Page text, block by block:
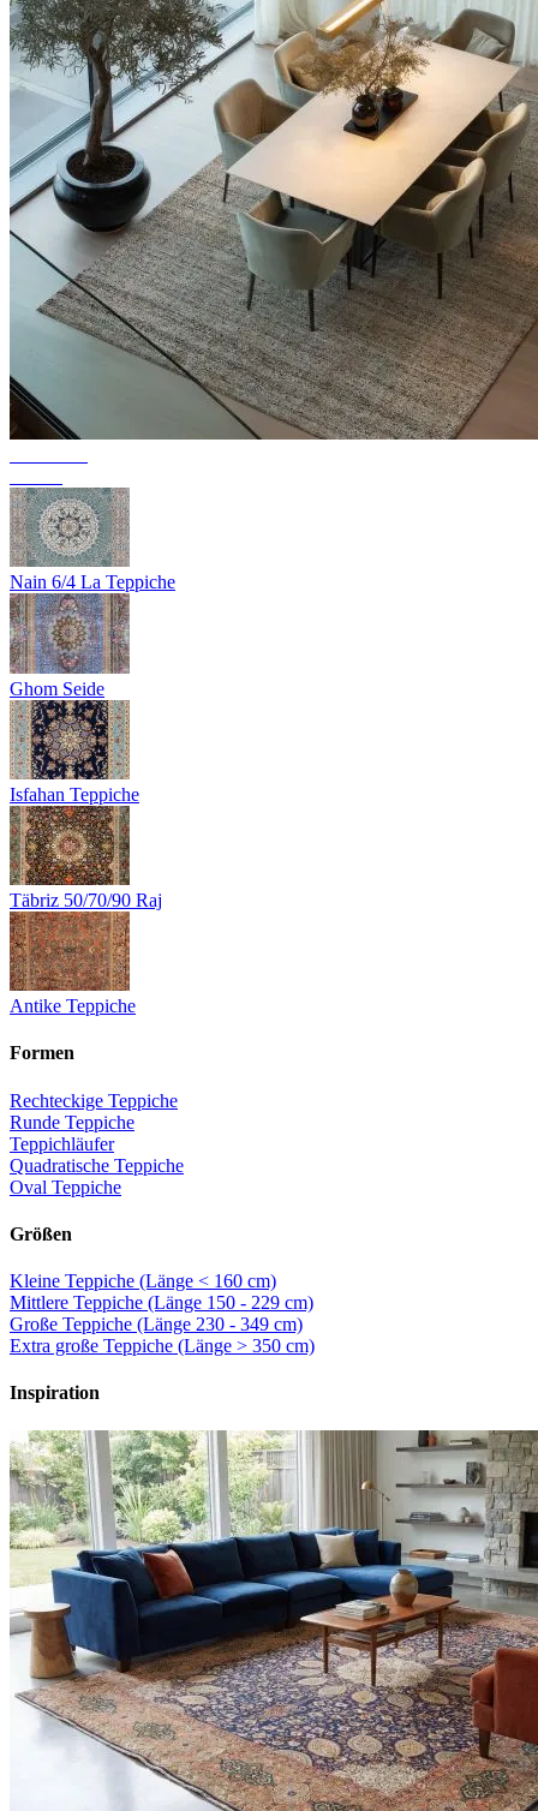
Nain 6/4 La Teppiche
Ghom Seide
Isfahan Teppiche
Täbriz 50/70/90 Raj
Antike Teppiche
Formen
Rechteckige Teppiche
Runde Teppiche
Teppichläufer
Quadratische Teppiche
Oval Teppiche
Größen
Kleine Teppiche (Länge < 160 cm)
Mittlere Teppiche (Länge 150 - 229 cm)
Große Teppiche (Länge 230 - 349 cm)
Extra große Teppiche (Länge > 350 cm)
Inspiration